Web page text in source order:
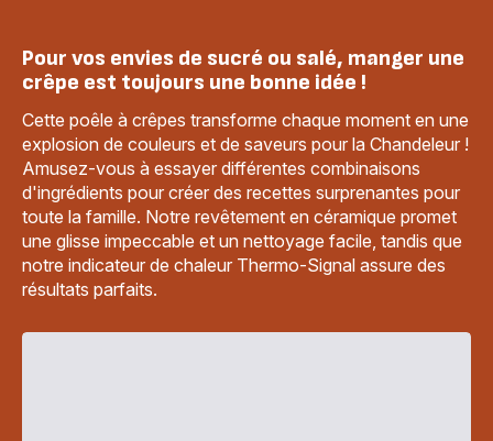
Pour vos envies de sucré ou salé, manger une
crêpe est toujours une bonne idée !
Cette poêle à crêpes transforme chaque moment en une
explosion de couleurs et de saveurs pour la Chandeleur !
Amusez-vous à essayer différentes combinaisons
d'ingrédients pour créer des recettes surprenantes pour
toute la famille. Notre revêtement en céramique promet
une glisse impeccable et un nettoyage facile, tandis que
notre indicateur de chaleur Thermo-Signal assure des
résultats parfaits.